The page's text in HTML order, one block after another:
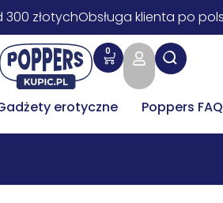
300 złotychObsługa klienta po
0
erotyczne Poppers FAQ